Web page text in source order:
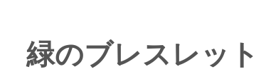
緑のブレスレッ